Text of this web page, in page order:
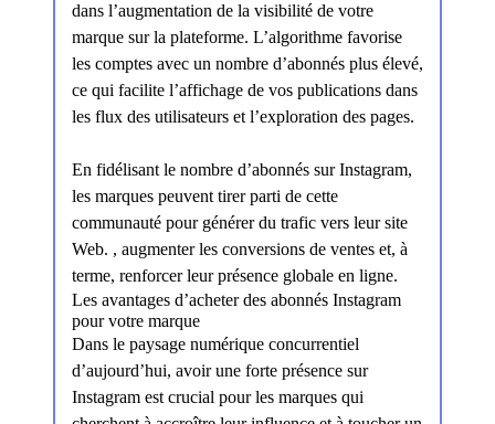
dans l’augmentation de la visibilité de votre
marque sur la plateforme. L’algorithme favorise
les comptes avec un nombre d’abonnés plus élevé,
ce qui facilite l’affichage de vos publications dans
les flux des utilisateurs et l’exploration des pages.
En fidélisant le nombre d’abonnés sur Instagram,
les marques peuvent tirer parti de cette
communauté pour générer du trafic vers leur site
Web. , augmenter les conversions de ventes et, à
terme, renforcer leur présence globale en ligne.
Les avantages d’acheter des abonnés Instagram
pour votre marque
Dans le paysage numérique concurrentiel
d’aujourd’hui, avoir une forte présence sur
Instagram est crucial pour les marques qui